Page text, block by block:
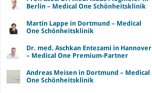
Berlin – Medical One Schönheitsklinik
Martin Lappe in Dortmund – Medical
One Schönheitsklinik
Dr. med. Aschkan Entezami in Hannover
– Medical One Premium-Partner
Andreas Meisen in Dortmund – Medical
One Schönheitsklinik